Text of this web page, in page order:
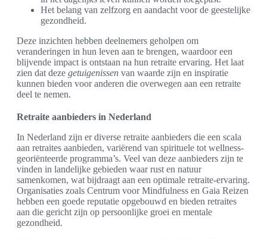
Het belang van zelfzorg en aandacht voor de geestelijke
gezondheid.
Deze inzichten hebben deelnemers geholpen om
veranderingen in hun leven aan te brengen, waardoor een
blijvende impact is ontstaan na hun retraite ervaring. Het laat
zien dat deze getuigenissen van waarde zijn en inspiratie
kunnen bieden voor anderen die overwegen aan een retraite
deel te nemen.
Retraite aanbieders in Nederland
In Nederland zijn er diverse retraite aanbieders die een scala
aan retraites aanbieden, variërend van spirituele tot wellness-
georiënteerde programma’s. Veel van deze aanbieders zijn te
vinden in landelijke gebieden waar rust en natuur
samenkomen, wat bijdraagt aan een optimale retraite-ervaring.
Organisaties zoals Centrum voor Mindfulness en Gaia Reizen
hebben een goede reputatie opgebouwd en bieden retraites
aan die gericht zijn op persoonlijke groei en mentale
gezondheid.